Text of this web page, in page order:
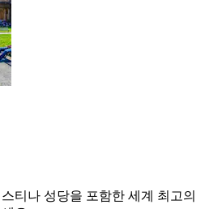
티나 성당을 포함한 세계 최고의